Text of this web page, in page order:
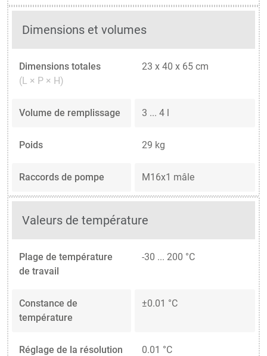
Dimensions et volumes
Dimensions totales
(L × P × H)
23 x 40 x 65 cm
Volume de remplissage 3 ... 4 l
Poids 29 kg
Raccords de pompe M16x1 mâle
Valeurs de température
Plage de température
de travail
-30 ... 200 °C
Constance de
température
±0.01 °C
Réglage de la résolution
0.01 °C